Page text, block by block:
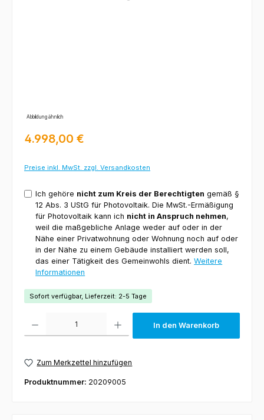
Abbildung ähnlich
Regulärer Preis:
4.998,00 €
Preise inkl. MwSt. zzgl. Versandkosten
Ich gehöre nicht zum Kreis der Berechtigten gemäß §
12 Abs. 3 UStG für Photovoltaik. Die MwSt.-Ermäßigung
für Photovoltaik kann ich nicht in Anspruch nehmen,
weil die maßgebliche Anlage weder auf oder in der
Nähe einer Privatwohnung oder Wohnung noch auf oder
in der Nähe zu einem Gebäude installiert werden soll,
das einer Tätigkeit des Gemeinwohls dient.Weitere
Informationen
Sofort verfügbar, Lieferzeit: 2-5 Tage
In den Warenkorb
Zum Merkzettel hinzufügen
Produktnummer: 20209005